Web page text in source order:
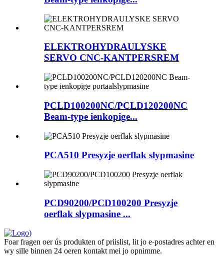
ELEKTROHYDRAULYSKE
SERVO CNC-KANTPERSREM
PCLD100200NC/PCLD120200NC
Beam-type ienkopige...
PCA510 Presyzje oerflak slypmasine
PCD90200/PCD100200 Presyzje
oerflak slypmasine ...
Foar fragen oer ús produkten of priislist, lit jo e-postadres achter en
wy sille binnen 24 oeren kontakt mei jo opnimme.